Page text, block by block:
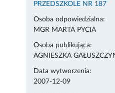
PRZEDSZKOLE NR 187
Osoba odpowiedzialna:
MGR MARTA PYCIA
Osoba publikująca:
AGNIESZKA
Data wytworzenia:
2007-12-09